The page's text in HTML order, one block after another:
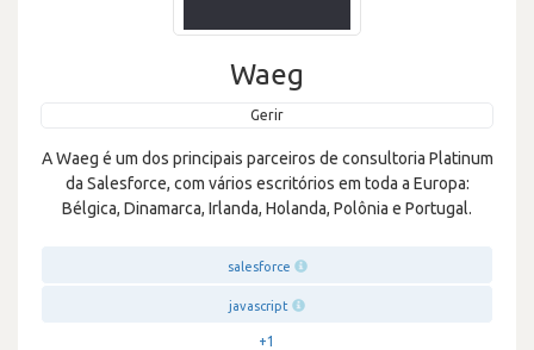
Waeg
Gerir
A Waeg é um dos principais parceiros de consultoria Platinum
da Salesforce, com vários escritórios em toda a Europa:
Bélgica, Dinamarca, Irlanda, Holanda, Polônia e Portugal.
salesforce
javascript
+1